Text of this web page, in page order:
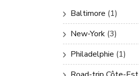
Baltimore (1)
New-York (3)
Philadelphie (1)